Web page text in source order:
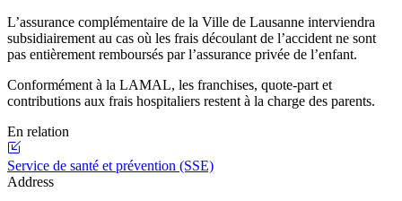
L’assurance complémentaire de la Ville de Lausanne interviendra
subsidiairement au cas où les frais découlant de l’accident ne sont
pas entièrement remboursés par l’assurance privée de l’enfant.
Conformément à la LAMAL, les franchises, quote-part et
contributions aux frais hospitaliers restent à la charge des parents.
En relation
Service de santé et prévention (SSE)
Address